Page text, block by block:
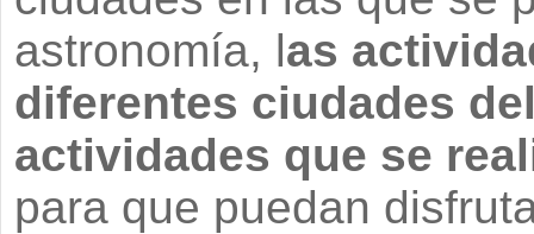
astronomía, las
diferentes ciudades
actividades que se
para que puedan